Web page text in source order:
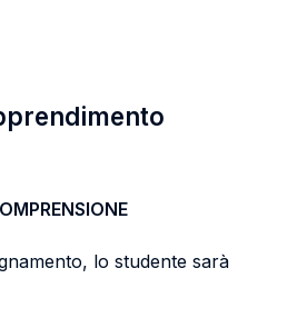
lo studente sarà